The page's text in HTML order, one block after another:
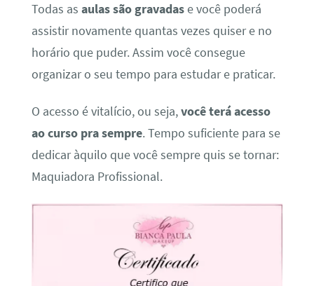
Todas as aulas são gravadase você poderá
assistir novamente quantas vezes quiser e no
horário que puder. Assim você consegue
organizar o seu tempo para estudar e praticar.
O acesso é vitalício, ou seja,você terá acesso
ao curso pra sempre. Tempo suficiente para se
dedicar àquilo que você sempre quis se tornar:
Maquiadora Profissional.